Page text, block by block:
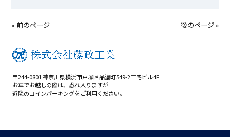
« 前のページ 後のページ »
〒244-0801 神奈川県横浜市戸塚区品濃町549-2三宅ビル4F
お車でお越しの際は、恐れ入りますが
近隣のコインパーキングをご利用ください。